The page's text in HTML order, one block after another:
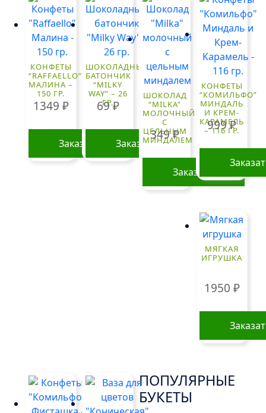
КОНФЕТЫ
“RAFFAELLO”
МАЛИНА –
150 ГР.
1349 ₽
Заказать
ШОКОЛАДНЫЙ
БАТОНЧИК
“MILKY
WAY” – 26
ГР.
69₽
Заказать
ШОКОЛАД
“MILKA”
МОЛОЧНЫЙ
С
ЦЕЛЬНЫМ
МИНДАЛЕМ
349₽
Заказать
КОНФЕТЫ
“КОМИЛЬФО”
МИНДАЛЬ
И КРЕМ-
КАРАМЕЛЬ
– 116 ГР.
999₽
МЯГКАЯ
ИГРУШКА
1950 ₽
ПОПУЛЯРНЫЕ
БУКЕТЫ